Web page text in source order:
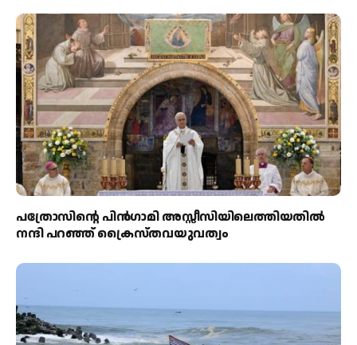
പത്രോസിന്റെ പിൻഗാമി അസ്സീസിയിലെത്തിയതിൽ
നന്ദി പറഞ്ഞ് ക്രൈസ്തവയുവത്വം